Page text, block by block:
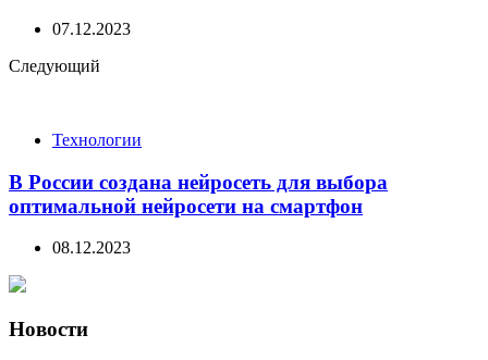
07.12.2023
Следующий
Технологии
В России создана нейросеть для выбора
оптимальной нейросети на смартфон
08.12.2023
Новости